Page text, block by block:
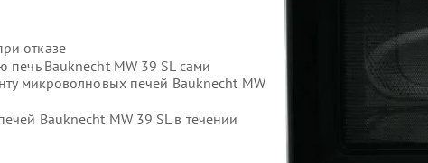
отказе
Bauknecht MW 39 SL сами
микроволновых печей Bauknecht MW
Bauknecht MW 39 SL в течении